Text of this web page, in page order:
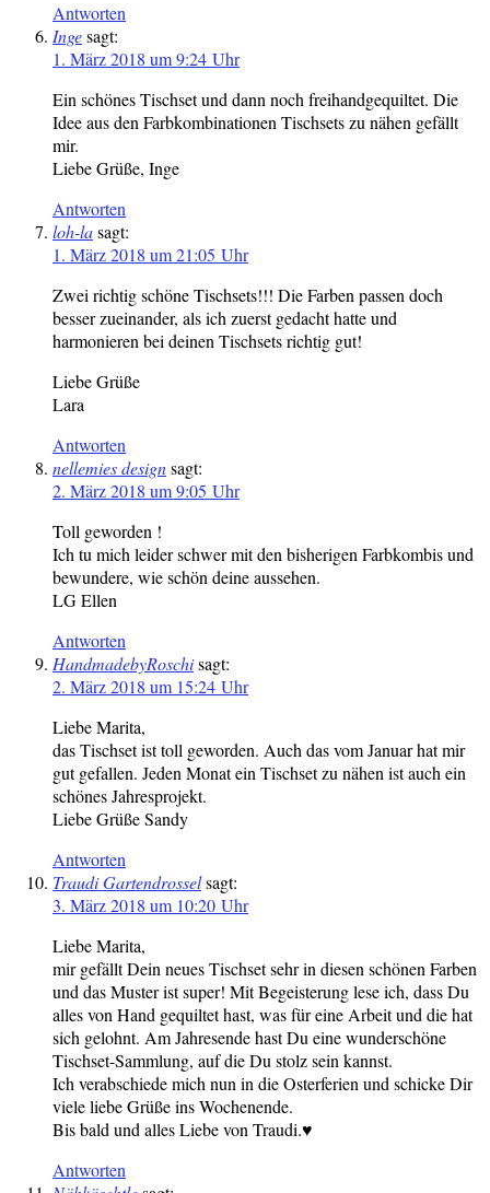
Antworten
Ingesagt:
1. März 2018 um 9:24 Uhr
Ein schönes Tischset und dann noch freihandgequiltet. Die
Idee aus den Farbkombinationen Tischsets zu nähen gefällt
mir.
Liebe Grüße, Inge
Antworten
loh-lasagt:
1. März 2018 um 21:05 Uhr
Zwei richtig schöne Tischsets!!! Die Farben passen doch
besser zueinander, als ich zuerst gedacht hatte und
harmonieren bei deinen Tischsets richtig gut!
Liebe Grüße
Lara
Antworten
nellemies designsagt:
2. März 2018 um 9:05 Uhr
Toll geworden !
Ich tu mich leider schwer mit den bisherigen Farbkombis und
bewundere, wie schön deine aussehen.
LG Ellen
Antworten
HandmadebyRoschisagt:
2. März 2018 um 15:24 Uhr
Liebe Marita,
das Tischset ist toll geworden. Auch das vom Januar hat mir
gut gefallen. Jeden Monat ein Tischset zu nähen ist auch ein
schönes Jahresprojekt.
Liebe Grüße Sandy
Antworten
Traudi Gartendrosselsagt:
3. März 2018 um 10:20 Uhr
Liebe Marita,
mir gefällt Dein neues Tischset sehr in diesen schönen Farben
und das Muster ist super! Mit Begeisterung lese ich, dass Du
alles von Hand gequiltet hast, was für eine Arbeit und die hat
sich gelohnt. Am Jahresende hast Du eine wunderschöne
Tischset-Sammlung, auf die Du stolz sein kannst.
Ich verabschiede mich nun in die Osterferien und schicke Dir
viele liebe Grüße ins Wochenende.
Bis bald und alles Liebe von Traudi.♥
Antworten